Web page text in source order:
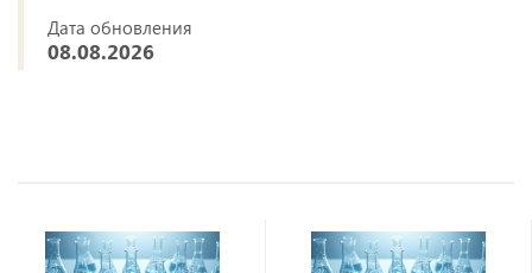
Дата обновления
08.08.2026